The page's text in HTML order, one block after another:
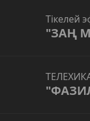
Тікелей
"ЗАҢ